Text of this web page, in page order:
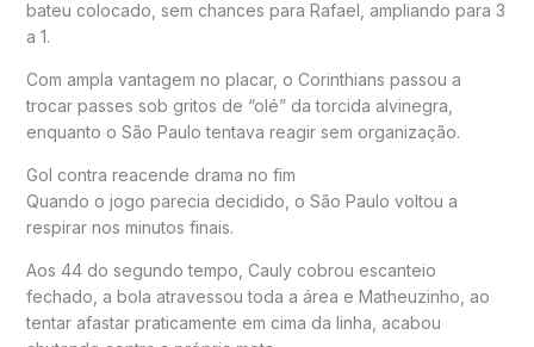
bateu colocado, sem chances para Rafael, ampliando para 3
a 1.
Com ampla vantagem no placar, o Corinthians passou a
trocar passes sob gritos de “olé” da torcida alvinegra,
enquanto o São Paulo tentava reagir sem organização.
Gol contra reacende drama no fim
Quando o jogo parecia decidido, o São Paulo voltou a
respirar nos minutos finais.
Aos 44 do segundo tempo, Cauly cobrou escanteio
fechado, a bola atravessou toda a área e Matheuzinho, ao
tentar afastar praticamente em cima da linha, acabou